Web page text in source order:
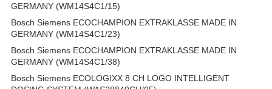
GERMANY (WM14S4C1/15)
Bosch Siemens ECOCHAMPION EXTRAKLASSE MADE IN
GERMANY (WM14S4C1/23)
Bosch Siemens ECOCHAMPION EXTRAKLASSE MADE IN
GERMANY (WM14S4C1/38)
Bosch Siemens ECOLOGIXX 8 CH LOGO INTELLIGENT